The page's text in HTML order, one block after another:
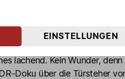
für ein kleines Kiez Imperium
ein Foto von mir mit den
ich ein Foto von ihnen mit
lachend. Kein Wunder, denn
Doku über die Türsteher
EINSTELLUNGEN